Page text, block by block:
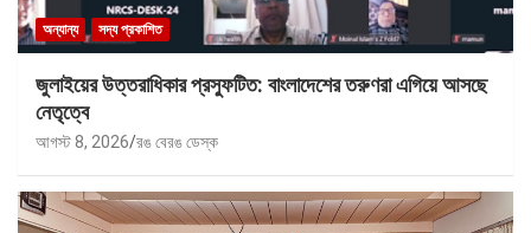
অন্যান্য সদ্য প্রকাশিত
জুলাইয়ের উত্তরাধিকার প্রস্ফুটিত: বাংলাদেশের তরুণরা এগিয়ে আসছে
নেতৃত্বে
আগস্ট 8, 2026 রঙ বেরঙ ডেস্ক